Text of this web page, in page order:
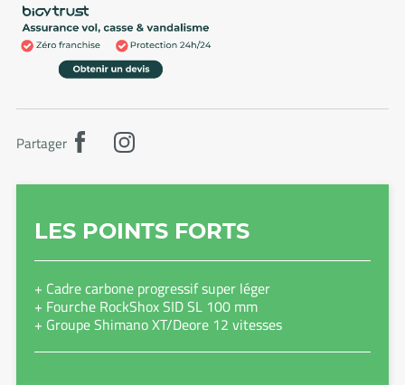
LES POINTS FORTS
+ Cadre carbone progressif super léger
+ Fourche RockShox SID SL 100 mm
+ Groupe Shimano XT/Deore 12 vitesses
Partager